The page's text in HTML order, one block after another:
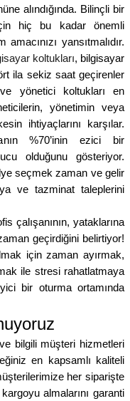
alındığında. Bilinçli bir
hiç bu kadar önemli
yansıtmalıdır.
koltukları, bilgisayar
ila sekiz saat geçirenler
yönetici koltukları en
yönetimin veya
ihtiyaçlarını karşılar.
%70’inin ezici bir
olduğunu gösteriyor.
seçmek zaman ve gelir
ve tazminat taleplerini
çalışanının, yataklarına
geçirdiğini belirtiyor!
için zaman ayırmak,
ile stresi rahatlatmaya
bir oturma ortamında
bilgili müşteri hizmetleri
en kapsamlı kaliteli
her siparişte
almalarını garanti